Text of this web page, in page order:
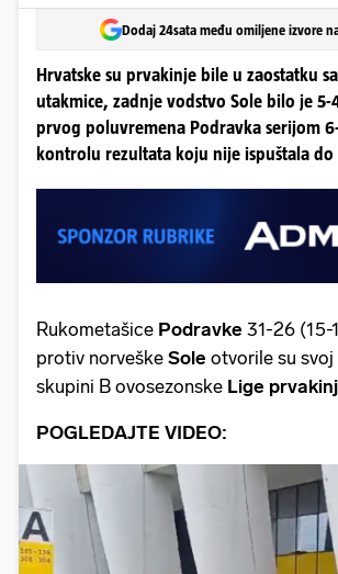
Dodaj 24sata među omiljene izvore
Hrvatske su prvakinje bile u zaostatku
utakmice, zadnje vodstvo Sole bilo je
prvog poluvremena Podravka serijom
kontrolu rezultata koju nije ispuštala do
Rukometašice Podravke 31-26 (15-
protiv norveške Sole otvorile su svoj
skupini B ovosezonske Lige
POGLEDAJTE VIDEO: